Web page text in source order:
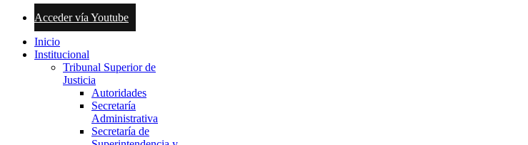
Acceder vía Youtube
Inicio
Institucional
Tribunal Superior de
Justicia
Autoridades
Secretaría
Administrativa
Secretaría de